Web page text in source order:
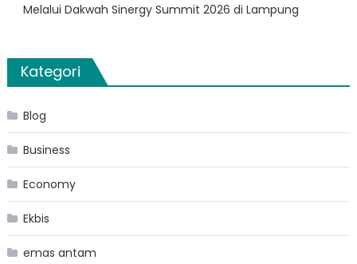
Melalui Dakwah Sinergy Summit 2026 di Lampung
Kategori
Blog
Business
Economy
Ekbis
emas antam